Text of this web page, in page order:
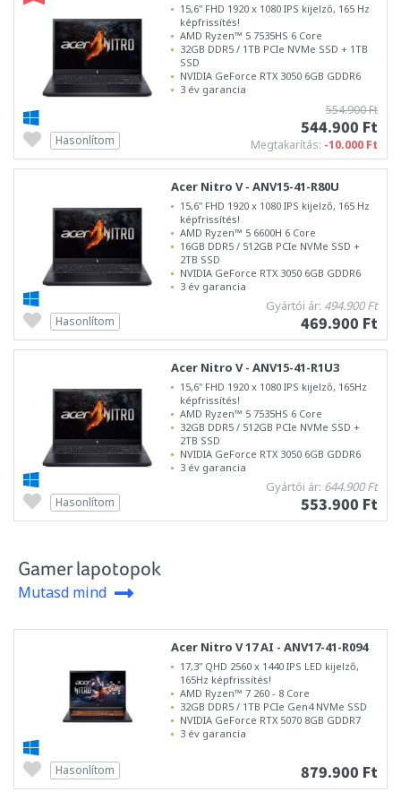
15,6" FHD 1920 x 1080 IPS kijelző, 165 Hz
képfrissítés!
AMD Ryzen™ 5 7535HS 6 Core
32GB DDR5 / 1TB PCIe NVMe SSD + 1TB
SSD
NVIDIA GeForce RTX 3050 6GB GDDR6
3 év garancia
554.900 Ft
544.900 Ft
Megtakarítás: -10.000 Ft
Hasonlítom
Acer Nitro V - ANV15-41-R80U
15,6" FHD 1920 x 1080 IPS kijelző, 165 Hz
képfrissítés!
AMD Ryzen™ 5 6600H 6 Core
16GB DDR5 / 512GB PCIe NVMe SSD +
2TB SSD
NVIDIA GeForce RTX 3050 6GB GDDR6
3 év garancia
Gyártói ár: 494.900 Ft
469.900 Ft
Hasonlítom
Acer Nitro V - ANV15-41-R1U3
15,6" FHD 1920 x 1080 IPS kijelző, 165Hz
képfrissítés!
AMD Ryzen™ 5 7535HS 6 Core
32GB DDR5 / 512GB PCIe NVMe SSD +
2TB SSD
NVIDIA GeForce RTX 3050 6GB GDDR6
3 év garancia
Gyártói ár: 644.900 Ft
553.900 Ft
Hasonlítom
Gamer lapotopok
Mutasd mind
Acer Nitro V 17 AI - ANV17-41-R094
17,3" QHD 2560 x 1440 IPS LED kijelző,
165Hz képfrissítés!
AMD Ryzen™ 7 260 - 8 Core
32GB DDR5 / 1TB PCIe Gen4 NVMe SSD
NVIDIA GeForce RTX 5070 8GB GDDR7
3 év garancia
879.900 Ft
Hasonlítom